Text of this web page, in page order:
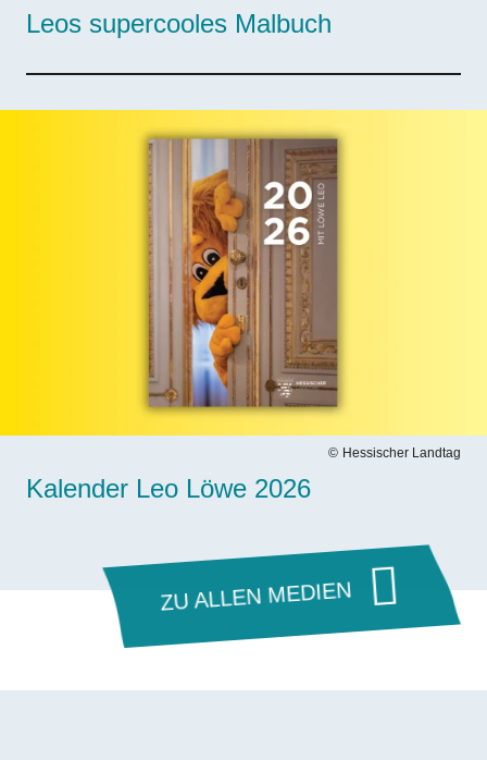
Leos supercooles Malbuch
Hessischer Landtag
Kalender Leo Löwe 2026
ZU ALLEN MEDIEN